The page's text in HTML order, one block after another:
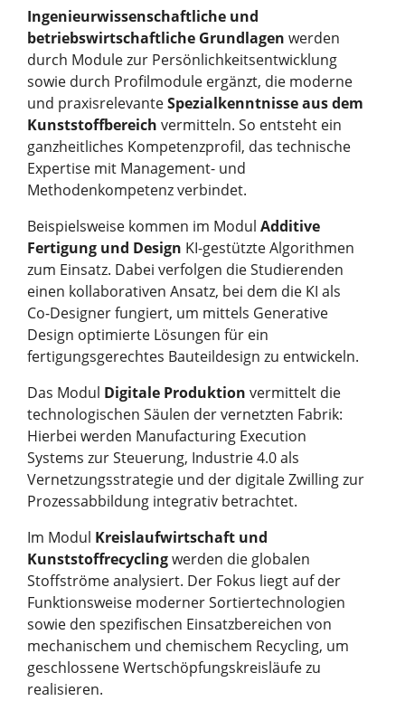
Ingenieurwissenschaftliche und
betriebswirtschaftliche Grundlagen werden
durch Module zur Persönlichkeitsentwicklung
sowie durch Profilmodule ergänzt, die moderne
und praxisrelevanteSpezialkenntnisse aus dem
Kunststoffbereich vermitteln. So entsteht ein
ganzheitliches Kompetenzprofil, das technische
Expertise mit Management- und
Methodenkompetenz verbindet.
Beispielsweise kommen im Modul Additive
Fertigung und Design KI-gestützte Algorithmen
zum Einsatz. Dabei verfolgen die Studierenden
einen kollaborativen Ansatz, bei dem die KI als
Co-Designer fungiert, um mittels Generative
Design optimierte Lösungen für ein
fertigungsgerechtes Bauteildesign zu entwickeln.
Das Modul Digitale Produktion vermittelt die
technologischen Säulen der vernetzten Fabrik:
Hierbei werden Manufacturing Execution
Systems zur Steuerung, Industrie 4.0 als
Vernetzungsstrategie und der digitale Zwilling zur
Prozessabbildung integrativ betrachtet.
Im Modul Kreislaufwirtschaft und
Kunststoffrecyclingwerden die globalen
Stoffströme analysiert. Der Fokus liegt auf der
Funktionsweise moderner Sortiertechnologien
sowie den spezifischen Einsatzbereichen von
mechanischem und chemischem Recycling, um
geschlossene Wertschöpfungskreisläufe zu
realisieren.